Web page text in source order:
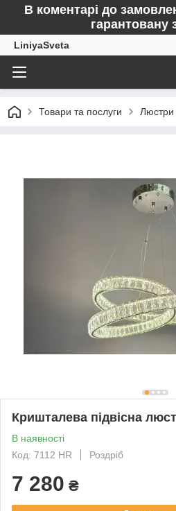
В коментарі до
гарантовану
LiniyaSveta
Товари та послуги Люстри
Кришталева підвісна
В наявності
Код: 7112 HR
Роздріб
7 280 ₴